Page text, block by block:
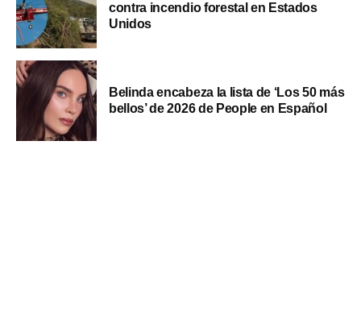
contra incendio forestal en Estados
Unidos
Belinda encabeza la lista de ‘Los 50 más
bellos’ de 2026 de People en Español